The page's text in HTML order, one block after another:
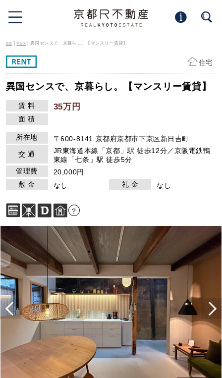
賃貸 |下京区 | 異国センスで、京暮らし。【マンスリー賃貸】
住宅
異国センスで、京暮らし。【マンスリー賃貸】
賃 料 35万円
面 積
所在地
〒600-8141 京都府京都市下京区新日吉町
交 通
JR東海道本線「京都」駅 徒歩12分／京阪電鉄鴨
東線「七条」駅 徒歩5分
管理費
20,000円
敷 金
なし 礼 金 なし
?